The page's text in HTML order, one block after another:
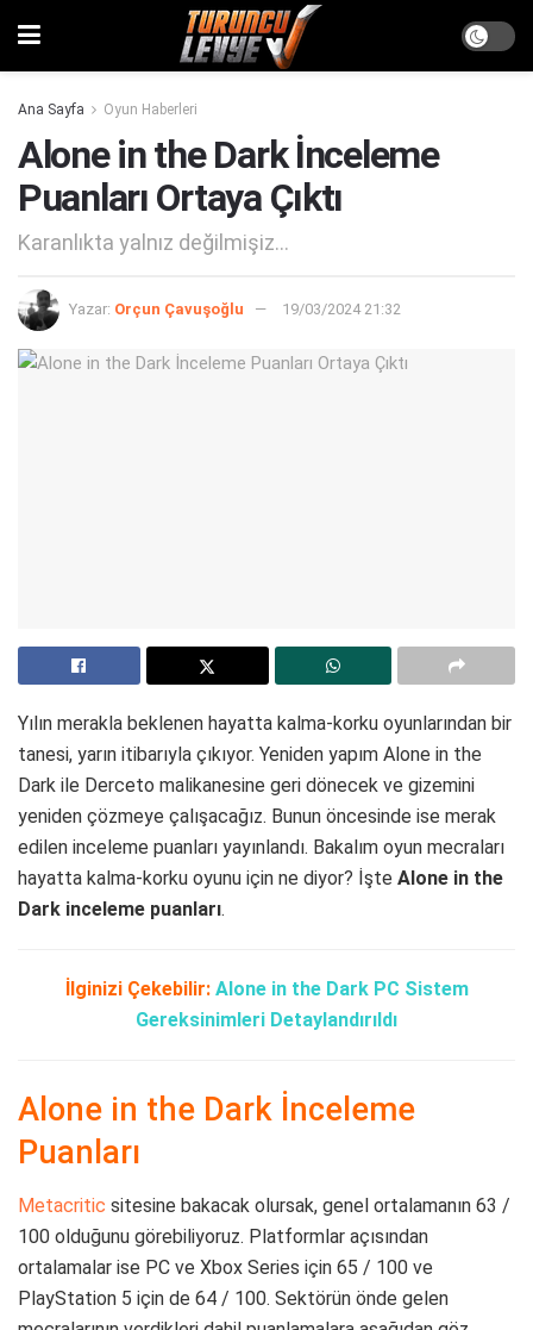
Ana Sayfa Oyun Haberleri
Alone in the Dark İnceleme
Puanları Ortaya Çıktı
Karanlıkta yalnız değilmişiz...
Yazar: Orçun Çavuşoğlu 19/03/2024 21:32
Yılın merakla beklenen hayatta kalma-korku oyunlarından bir
tanesi, yarın itibarıyla çıkıyor. Yeniden yapım Alone in the
Dark ile Derceto malikanesine geri dönecek ve gizemini
yeniden çözmeye çalışacağız. Bunun öncesinde ise merak
edilen inceleme puanları yayınlandı. Bakalım oyun mecraları
hayatta kalma-korku oyunu için ne diyor? İşte Alone in the
Dark inceleme puanları.
İlginizi Çekebilir: Alone in the Dark PC Sistem
Gereksinimleri Detaylandırıldı
Alone in the Dark İnceleme
Puanları
Metacritic sitesine bakacak olursak, genel ortalamanın 63 /
100 olduğunu görebiliyoruz. Platformlar açısından
ortalamalar ise PC ve Xbox Series için 65 / 100 ve
PlayStation 5 için de 64 / 100. Sektörün önde gelen